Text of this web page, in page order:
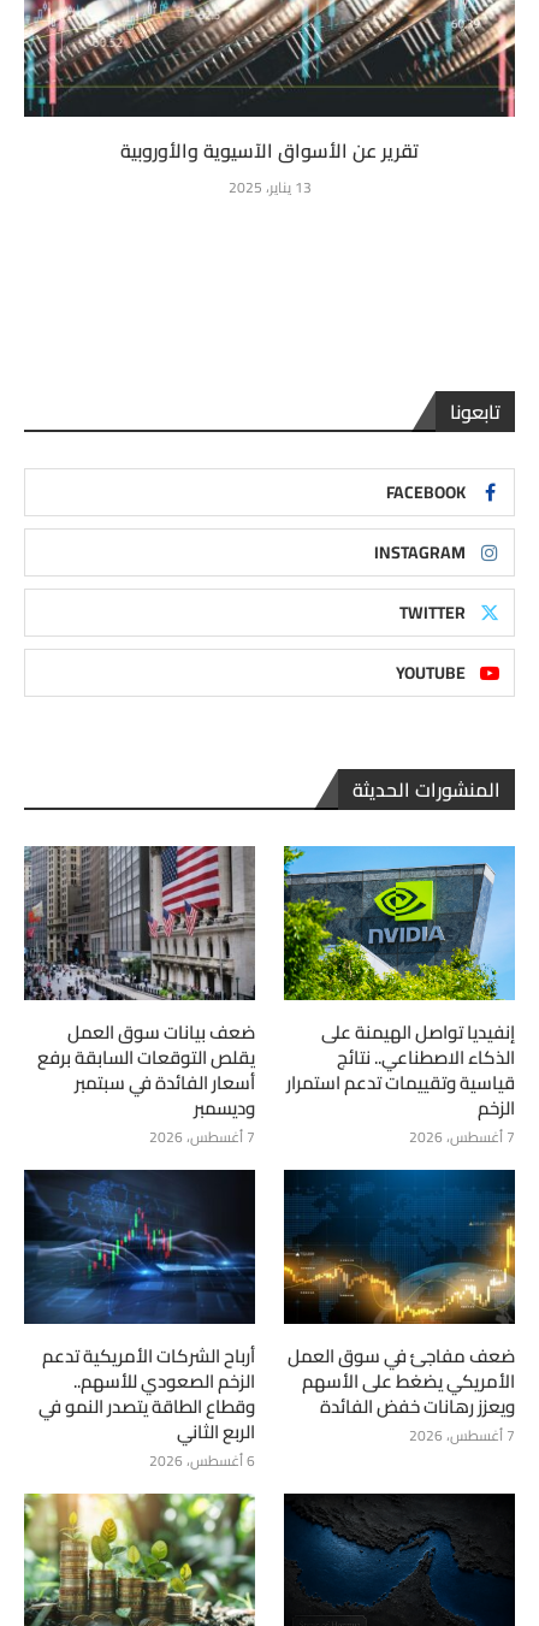
تقرير عن الأسواق الآسيوية والأوروبية
13 يناير، 2025
تابعونا
FACEBOOK
INSTAGRAM
TWITTER
YOUTUBE
المنشورات الحديثة
إنفيديا تواصل الهيمنة على
الذكاء الاصطناعي.. نتائج
قياسية وتقييمات تدعم استمرار
الزخم
7 أغسطس، 2026
ضعف بيانات سوق العمل
يقلص التوقعات السابقة برفع
أسعار الفائدة في سبتمبر
وديسمبر
7 أغسطس، 2026
ضعف مفاجئ في سوق العمل
الأمريكي يضغط على الأسهم
ويعزز رهانات خفض الفائدة
7 أغسطس، 2026
أرباح الشركات الأمريكية تدعم
الزخم الصعودي للأسهم..
وقطاع الطاقة يتصدر النمو في
الربع الثاني
6 أغسطس، 2026